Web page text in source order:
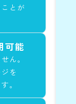
とが
可能
ん。
を
。